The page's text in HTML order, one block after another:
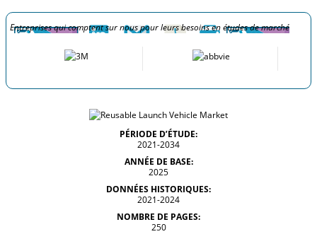
Entreprises qui comptent sur nous pour leurs besoins en études de marché
PÉRIODE D’ÉTUDE:
2021-2034
ANNÉE DE BASE:
2025
DONNÉES HISTORIQUES:
2021-2024
NOMBRE DE PAGES:
250